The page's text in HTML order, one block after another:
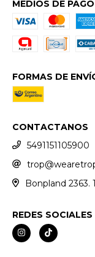
MEDIOS DE PAGO
FORMAS DE
CONTACTANOS
5491151105900
Bonpland 2363.
REDES SOCIALES